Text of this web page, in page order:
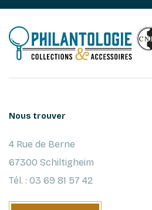
Nous trouver
4 Rue de Berne
67300 Schiltigheim
Tél. : 03 69 81 57 42